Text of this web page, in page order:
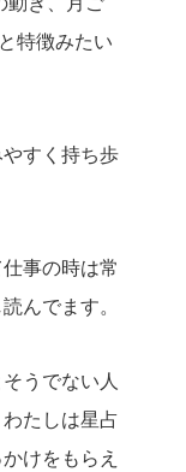
特徴みたい
すく持ち歩
事の時は常
んでます。
うでない人
たしは星占
けをもらえ